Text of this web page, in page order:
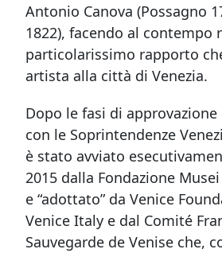
Antonio Canova (Possagno
1822), facendo al contempo
particolarissimo rapporto
artista alla città di Venezia.
Dopo le fasi di
con le Soprintendenze
è stato avviato
2015 dalla Fondazione
e “adottato” da Venice
Venice Italy e dal Comité
Sauvegarde de Venise che,